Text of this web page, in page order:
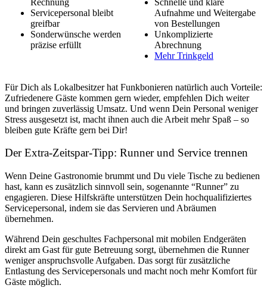
Servicepersonal bleibt
greifbar
Sonderwünsche werden
präzise erfüllt
Aufnahme und Weitergabe
von Bestellungen
Unkomplizierte
Abrechnung
Mehr Trinkgeld
Für Dich als Lokalbesitzer hat Funkbonieren natürlich auch Vorteile:
Zufriedenere Gäste kommen gern wieder, empfehlen Dich weiter
und bringen zuverlässig Umsatz. Und wenn Dein Personal weniger
Stress ausgesetzt ist, macht ihnen auch die Arbeit mehr Spaß – so
bleiben gute Kräfte gern bei Dir!
Der Extra-Zeitspar-Tipp: Runner und Service trennen
Wenn Deine Gastronomie brummt und Du viele Tische zu bedienen
hast, kann es zusätzlich sinnvoll sein, sogenannte “Runner” zu
engagieren. Diese Hilfskräfte unterstützen Dein hochqualifiziertes
Servicepersonal, indem sie das Servieren und Abräumen
übernehmen.
Während Dein geschultes Fachpersonal mit mobilen Endgeräten
direkt am Gast für gute Betreuung sorgt, übernehmen die Runner
weniger anspruchsvolle Aufgaben. Das sorgt für zusätzliche
Entlastung des Servicepersonals und macht noch mehr Komfort für
Gäste möglich.